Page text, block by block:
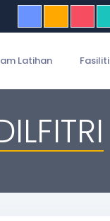
Latihan Fasiliti